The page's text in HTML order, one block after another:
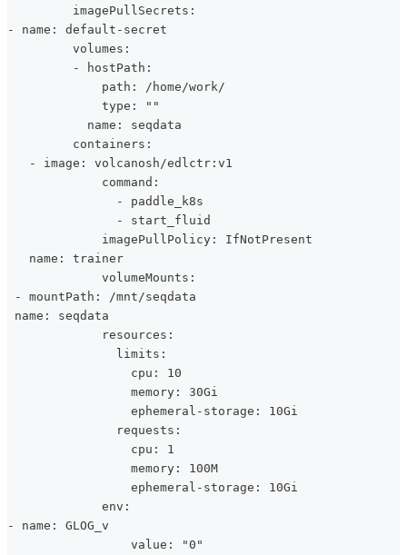
         imagePullSecrets:
- name: default-secret
         volumes:
         - hostPath:
             path: /home/work/
             type: ""
           name: seqdata
         containers:
   - image: volcanosh/edlctr:v1
             command:
               - paddle_k8s
               - start_fluid
             imagePullPolicy: IfNotPresent
   name: trainer
             volumeMounts:
- mountPath: /mnt/seqdata
name: seqdata
             resources:
               limits:
                 cpu: 10
                 memory: 30Gi
                 ephemeral-storage: 10Gi
               requests:
                 cpu: 1
                 memory: 100M
                 ephemeral-storage: 10Gi
             env:
- name: GLOG_v
                 value: "0"